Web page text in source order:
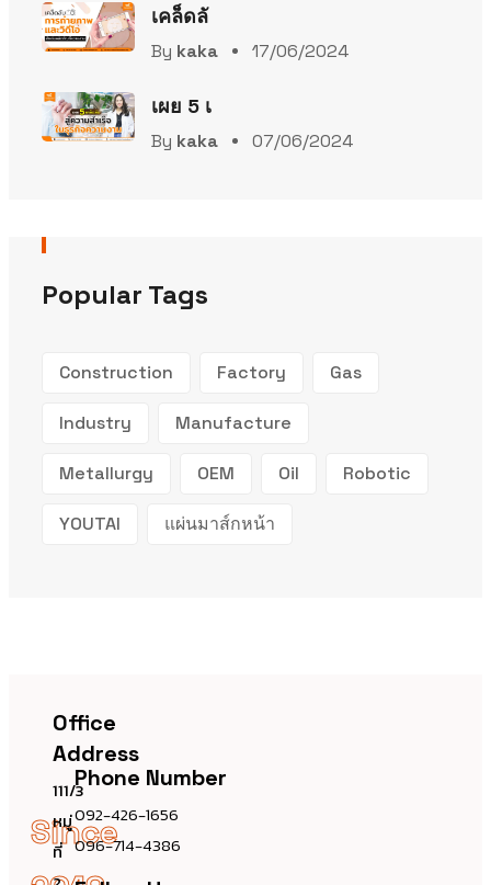
เคล็ดลั
By kaka 17/06/2024
เผย 5 เ
By kaka 07/06/2024
Popular Tags
Construction Factory Gas
Industry Manufacture
Metallurgy OEM Oil Robotic
YOUTAI แผ่นมาส์กหน้า
Since
Office
Address
111/3
หมู่
ที่
Phone Number
092-426-1656
096-714-4386